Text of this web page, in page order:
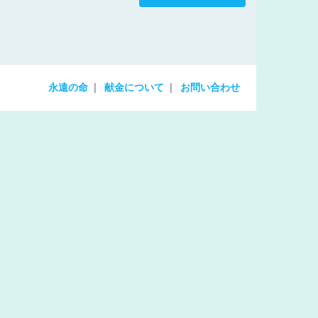
永遠の命 献金について お問い合わせ